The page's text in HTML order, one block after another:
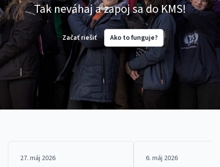
Tak neváhaj a zapoj sa do KMS!
Začať riešiť Ako to funguje?
27. máj 2026 6. máj 2026